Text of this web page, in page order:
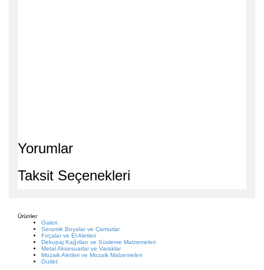
Yorumlar
Taksit Seçenekleri
Ürünler
Galeri
Seramik Boyalar ve Çamurlar
Fırçalar ve El Aletleri
Dekupaj Kağıtları ve Süsleme Malzemeleri
Metal Aksesuarlar ve Varaklar
Mozaik Aletleri ve Mozaik Malzemeleri
Outlet